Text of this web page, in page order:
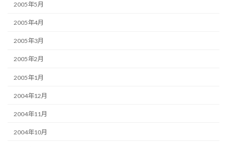
2005年5月
2005年4月
2005年3月
2005年2月
2005年1月
2004年12月
2004年11月
2004年10月